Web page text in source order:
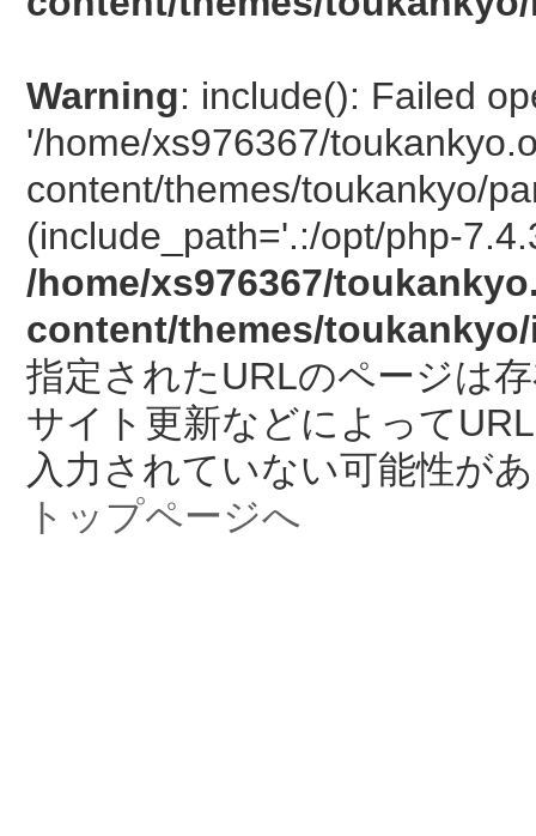
Warning: include(): Failed
'/home/xs976367/
content/themes/toukankyo/
(include_path='.:/opt/php-
/home/xs976367/
content/themes/
指定されたURLのページは
サイト更新などによって
入力されていない可能性が
トップページへ